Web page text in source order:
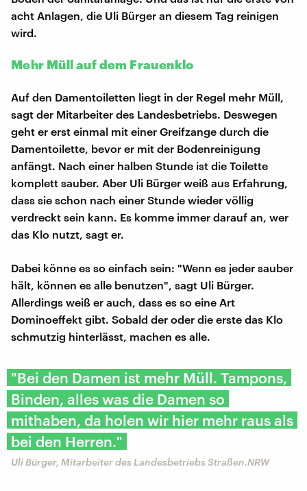
acht Anlagen, die Uli Bürger an diesem Tag reinigen
wird.
Mehr Müll auf dem Frauenklo
Auf den Damentoiletten liegt in der Regel mehr Müll,
sagt der Mitarbeiter des Landesbetriebs. Deswegen
geht er erst einmal mit einer Greifzange durch die
Damentoilette, bevor er mit der Bodenreinigung
anfängt. Nach einer halben Stunde ist die Toilette
komplett sauber. Aber Uli Bürger weiß aus Erfahrung,
dass sie schon nach einer Stunde wieder völlig
verdreckt sein kann. Es komme immer darauf an, wer
das Klo nutzt, sagt er.
Dabei könne es so einfach sein: "Wenn es jeder sauber
hält, können es alle benutzen", sagt Uli Bürger.
Allerdings weiß er auch, dass es so eine Art
Dominoeffekt gibt. Sobald der oder die erste das Klo
schmutzig hinterlässt, machen es alle.
"Bei den Damen ist mehr Müll. Tampons,
Binden, alles was die Damen so
mithaben, da holen wir hier mehr raus als
bei den Herren."
Uli Bürger, Mitarbeiter des Landesbetriebs Straßen.NRW